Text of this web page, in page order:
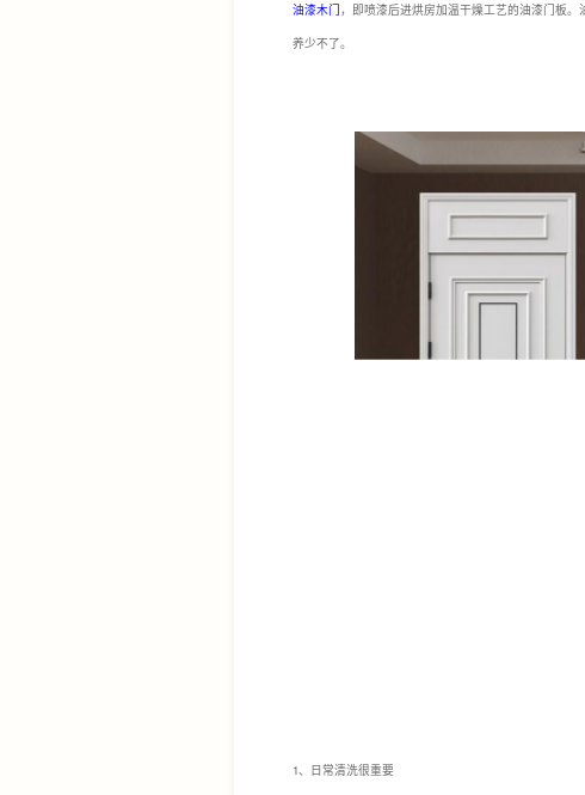
油漆木门 ，即喷漆后进烘房加温干燥工艺的油漆门板
养少不了。
1、 日常清洗很重要